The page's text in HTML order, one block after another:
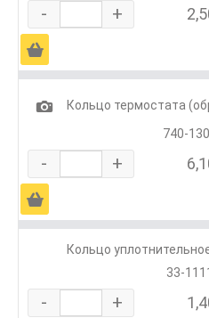
- +
Ä
1
Кольцо термостата
740-
- +
Ä
Кольцо
33-
- +